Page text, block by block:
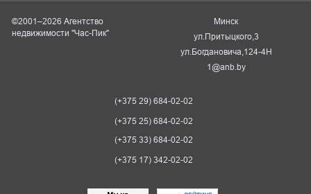
©2001–2026 Агентство
недвижимости "Час-Пик"
Минск
ул.Притыцкого,3
ул.Богдановича,124-4Н
1@anb.by
(+375 29) 684-02-02
(+375 25) 684-02-02
(+375 33) 684-02-02
(+375 17) 342-02-02